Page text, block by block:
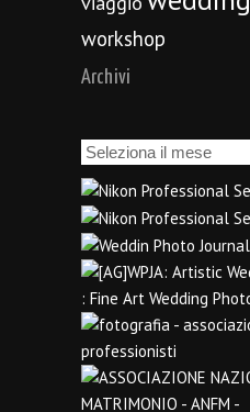
workshop
Archivi
Archivi